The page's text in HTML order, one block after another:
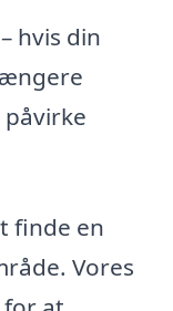
hvis din
finde en
Vores